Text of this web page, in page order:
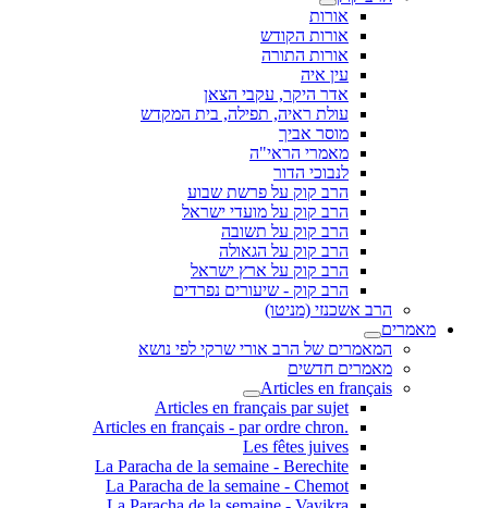
אורות
אורות הקודש
אורות התורה
עין איה
אדר היקר, עקבי הצאן
עולת ראיה, תפילה, בית המקדש
מוסר אביך
מאמרי הראי"ה
לנבוכי הדור
הרב קוק על פרשת שבוע
הרב קוק על מועדי ישראל
הרב קוק על תשובה
הרב קוק על הגאולה
הרב קוק על ארץ ישראל
הרב קוק - שיעורים נפרדים
הרב אשכנזי (מניטו)
מאמרים
המאמרים של הרב אורי שרקי לפי נושא
מאמרים חדשים
Articles en français
Articles en français par sujet
.Articles en français - par ordre chron
Les fêtes juives
La Paracha de la semaine - Berechite
La Paracha de la semaine - Chemot